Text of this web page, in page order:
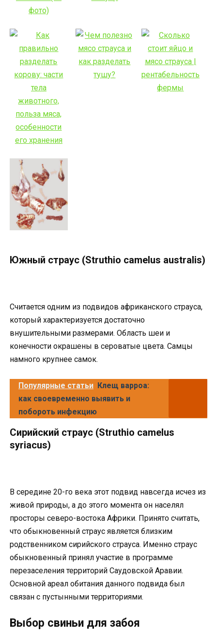
Южный страус (Struthio camelus australis)
Считается одним из подвидов африканского страуса,
который характеризуется достаточно
внушительными размерами. Область шеи и
конечности окрашены в сероватые цвета. Самцы
намного крупнее самок.
Популярные статьи Клещ варроа:
как своевременно выявить и
побороть инфекцию
Сирийский страус (Struthio camelus
syriacus)
В середине 20-го века этот подвид навсегда исчез из
живой природы, а до этого момента он населял
просторы северо-востока Африки. Принято считать,
что обыкновенный страус является близким
родственником сирийского страуса. Именно страус
обыкновенный принял участие в программе
перезаселения территорий Саудовской Аравии.
Основной ареал обитания данного подвида был
связан с пустынными территориями.
Выбор свиньи для забоя